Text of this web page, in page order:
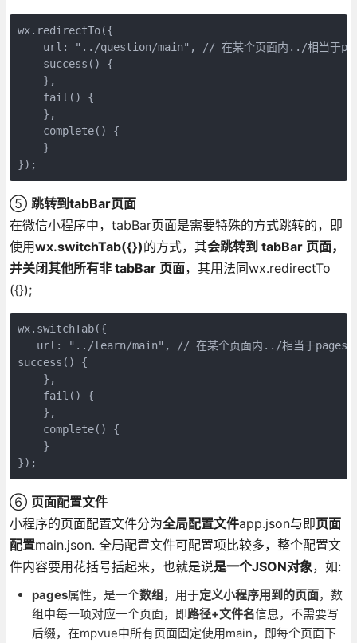
wx.redirectTo({
url: "../question/main", // 在某个页面内../相当于
    success() {
    },
    fail() {
    },
    complete() {
    }
});
⑤ 跳转到tabBar页面
在微信小程序中，tabBar页面是需要特殊的方式跳转的，即
使用wx.switchTab({})的方式，其会跳转到 tabBar 页面，
并关闭其他所有非 tabBar 页面，其用法同wx.redirectTo
({});
wx.switchTab({
   url: "../learn/main", // 在某个页面内../相当于pages/
success() {
    },
    fail() {
    },
    complete() {
    }
});
⑥ 页面配置文件
小程序的页面配置文件分为全局配置文件app.json与即页面
配置main.json. 全局配置文件可配置项比较多，整个配置文
件内容要用花括号括起来，也就是说是一个JSON对象，如:
pages属性，是一个数组，用于定义小程序用到的页面，数
组中每一项对应一个页面，即路径+文件名信息，不需要写
后缀，在mpvue中所有页面固定使用main，即每个页面下